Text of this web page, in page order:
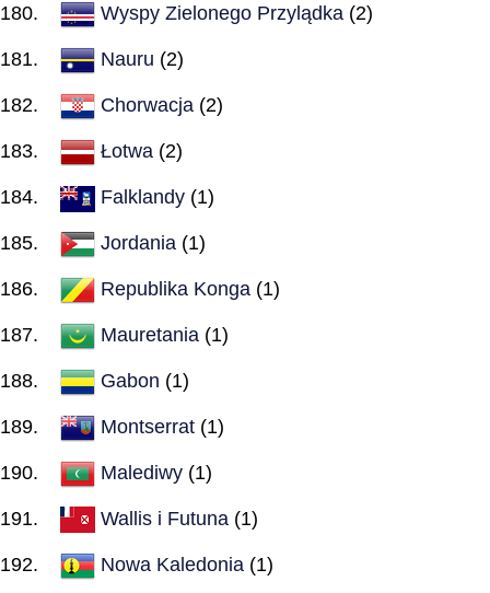
Wyspy Zielonego Przylądka (2)
Nauru (2)
Chorwacja (2)
Łotwa (2)
Falklandy (1)
Jordania (1)
Republika Konga (1)
Mauretania (1)
Gabon (1)
Montserrat (1)
Malediwy (1)
Wallis i Futuna (1)
Nowa Kaledonia (1)